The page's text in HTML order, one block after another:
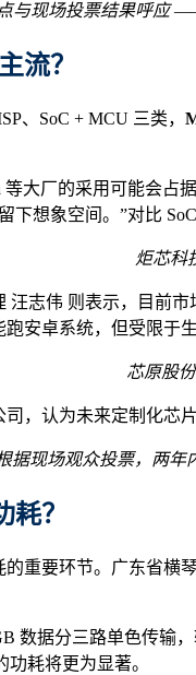
与现场投票结果呼应
流？
、SoC + MCU 三类，
大厂的采用可能会占
想象空间。”对比
炬芯科
志伟 则表示，目前
安卓系统，但受限于
芯原股份
，认为未来定制化芯
据现场观众投票， 两年
？
要环节。广东省横
数据分三路单色传输
耗将更为显著。